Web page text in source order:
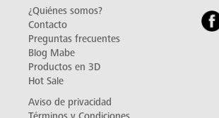
¿Quiénes somos?
Contacto
Preguntas frecuentes
Blog Mabe
Productos en 3D
Hot Sale
Aviso de privacidad